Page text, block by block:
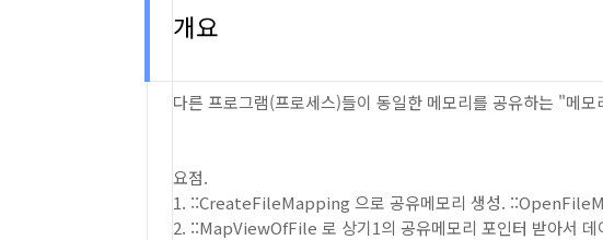
개요
다른 프로그램(프로세스)들이 동일한 메모리를 공유하는 "메
요점.
1. ::CreateFileMapping 으로 공유메모리 생성.
2. ::MapViewOfFile 로 상기1의 공유메모리 포인터 받아서 데